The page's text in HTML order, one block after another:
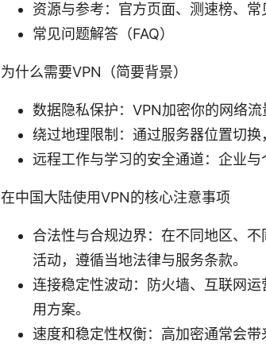
资源与参考：官方页面、测速榜、常
常见问题解答（FAQ）
为什么需要VPN（简要背景）
数据隐私保护：VPN加密你的网络
绕过地理限制：通过服务器位置切换
远程工作与学习的安全通道：企业与
在中国大陆使用VPN的核心注意事项
合法性与合规边界：在不同地区、
活动，遵循当地法律与服务条款。
连接稳定性波动：防火墙、互联网
用方案。
速度和稳定性权衡：高加密通常会